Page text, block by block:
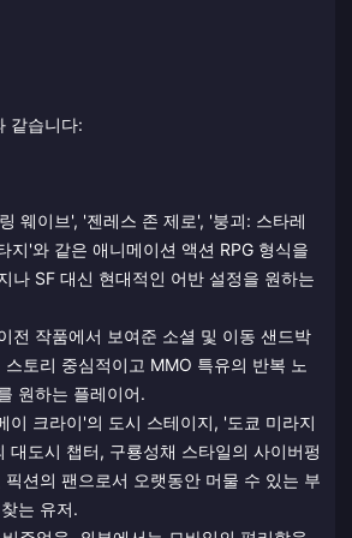
같습니다:
웨이브', '젠레스 존 제로', '붕괴: 스타레
지'와 같은 애니메이션 액션 RPG 형식을
나 SF 대신 현대적인 어반 설정을 원하는
전 작품에서 보여준 소셜 및 이동 샌드박
토리 중심적이고 MMO 특유의 반복 노
원하는 플레이어.
이 크라이'의 도시 스테이지, '도쿄 미라지
대도시 챕터, 구룡성채 스타일의 사이버펑
픽션의 팬으로서 오랫동안 머물 수 있는 부
는 유저.